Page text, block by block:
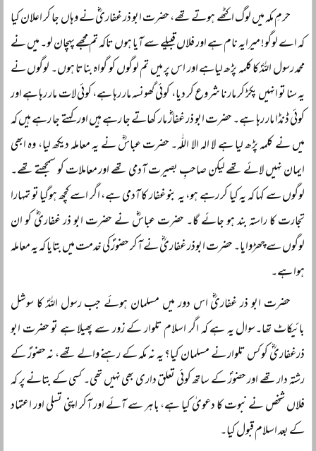
حرمِ مکہ میں لوگ اکٹھے ہوتے تھے، حضرت ابو ذر غفاریؓ نے وہاں جا کر اعلان کیا
کہ اے لوگو! میرایہ نام ہے اور فلاں قبیلے سے آیا ہوں تاکہ تم مجھے پہچان لو۔ میں نے
محمد رسول اللہؐ کا کلمہ پڑھ لیاہے اور اس پر میں تم لوگوں کو گواہ بناتا ہوں۔ لوگوں نے
یہ سنا تو انہیں پکڑ کر مارنا شروع کر دیا، کوئی گھونسہ مار رہا ہے، کوئی لات مار رہا ہے اور
کوئی ڈنڈا مار رہا ہے۔ حضرت ابو ذر غفارؓ مار کھاتے جا رہے ہیں اور کہتے جا رہے ہیں کہ
میں نے کلمہ پڑھ لیا ہے لا الہ الا اللّٰہ۔ حضرت عباسؓ نے یہ معاملہ دیکھ لیا، وہ ابھی
ایمان نہیں لائے تھے لیکن صاحبِ بصیرت آدمی تھے اور معاملات کو سمجھتے تھے۔
لوگوں سے کہا کہ یہ کیا کر رہے ہو، یہ بنو غفار کا آدمی ہے، اگر اسے کچھ ہوگیا تو تمہارا
تجارت کا راستہ بند ہو جائے گا۔ حضرت عباسؓ نے حضرت ابو ذر غفاریؓ کو ان
لوگوں سے چھڑوایا۔ حضرت ابوذر غفاریؓ نے آکر حضورؐ کی خدمت میں بتایا کہ یہ معاملہ
ہوا ہے۔
حضرت ابو ذر غفاریؓ اس دور میں مسلمان ہوئے جب رسول اللہؐ کا سوشل
بائیکاٹ تھا۔سوال یہ ہے کہ اگر اسلام تلوار کے زور سے پھیلا ہے تو حضرت ابو
ذرغفاریؓ کو کس تلوار نے مسلمان کیا؟ یہ نہ مکہ کے رہنے والے تھے، نہ حضورؐ کے
رشتہ دار تھے اور حضورؐ کے ساتھ کوئی تعلق داری بھی نہیں تھی۔ کسی کے بتانے پر کہ
فلاں شخص نے نبوت کا دعویٰ کیا ہے، باہر سے آئے اور آکر اپنی تسلی اور اعتماد
کے بعد اسلام قبول کیا۔